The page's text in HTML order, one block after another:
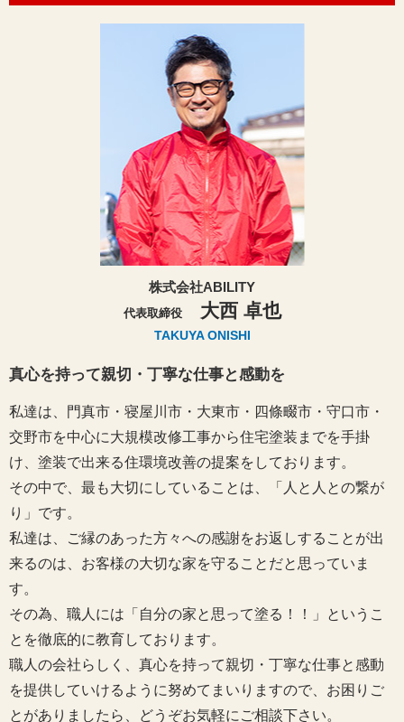
株式会社ABILITY
代表取締役 大西 卓也
TAKUYA ONISHI
真心を持って親切・丁寧な仕事と感動を
私達は、門真市・寝屋川市・大東市・四條畷市・守口市・
交野市を中心に大規模改修工事から住宅塗装までを手掛
け、塗装で出来る住環境改善の提案をしております。
その中で、最も大切にしていることは、「人と人との繋が
り」です。
私達は、ご縁のあった方々への感謝をお返しすることが出
来るのは、お客様の大切な家を守ることだと思っていま
す。
その為、職人には「自分の家と思って塗る！！」というこ
とを徹底的に教育しております。
職人の会社らしく、真心を持って親切・丁寧な仕事と感動
を提供していけるように努めてまいりますので、お困りご
とがありましたら、どうぞお気軽にご相談下さい。